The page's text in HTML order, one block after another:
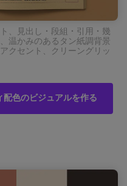
、見出し・段組・引用・幾
温かみのあるタン紙調背景
クセント、クリーングリッ
色のビジュアルを作る